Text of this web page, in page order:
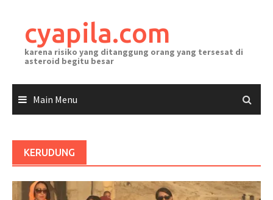
contentcyapila.com
karena risiko yang ditanggung orang yang tersesat di
asteroid begitu besar
Main Menu
KERUDUNG